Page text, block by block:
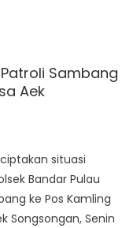
Sambang
Aek
situasi
Bandar Pulau
ke Pos Kamling
Songsongan, Senin